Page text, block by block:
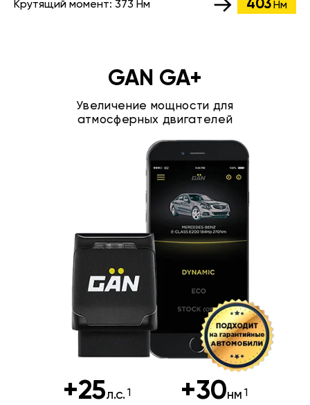
Крутящий момент: 373 Нм 403 Нм
GAN GA+
Увеличение мощности для
атмосферных двигателей
+25л.с. +30нм